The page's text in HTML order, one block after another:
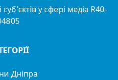
у сфері медіа R40-
Дніпра